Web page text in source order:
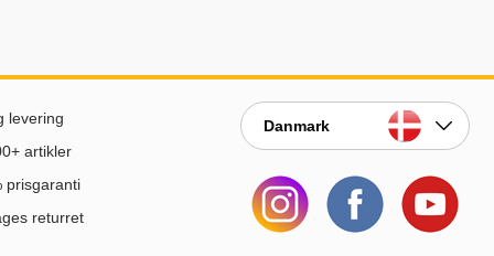
levering
artikler
prisgaranti
returret
Danmark